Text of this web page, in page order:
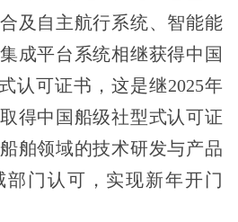
及自主航行系统、智能能
成平台系统相继获得中国
认可证书，这是继2025年
得中国船级社型式认可证
舶领域的技术研发与产品
门认可，实现新年开门